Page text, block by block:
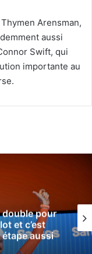
Arensman,
aussi
Swift, qui
importante au
pour
et c’est
aussi